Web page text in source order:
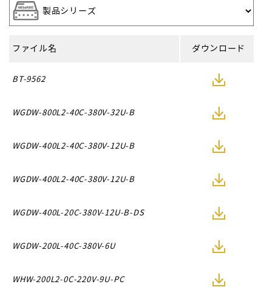
ファイル名 ダウンロード
BT-9562
WGDW-800L2-40C-380V-32U-B
WGDW-400L2-40C-380V-12U-B
WGDW-400L2-40C-380V-12U-B
WGDW-400L-20C-380V-12U-B-DS
WGDW-200L-40C-380V-6U
WHW-200L2-0C-220V-9U-PC